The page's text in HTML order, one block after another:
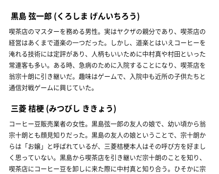
黒島 弦一郎 (くろしま げんいちろう)
喫茶店のマスターを務める男性。実はヤクザの親分であり、喫茶店の
経営はあくまで道楽の一つだった。しかし、道楽とはいえコーヒーを
淹れる技術には定評があり、人柄もいいために中村真や村田といった
常連客も多い。ある時、急病のために入院することになり、喫茶店を
翁宗十朗に引き継いだ。趣味はゲームで、入院中も近所の子供たちと
通信対戦ゲームに興じていた。
三菱 桔梗 (みつびし ききょう)
コーヒー豆販売業者の女性。黒島弦一郎の友人の娘で、幼い頃から翁
宗十朗とも顔見知りだった。黒島の友人の娘ということで、宗十朗か
らは「お嬢」と呼ばれているが、三菱桔梗本人はその呼び方を好まし
く思っていない。黒島から喫茶店を引き継いだ宗十朗のことを知り、
喫茶店にコーヒー豆を卸しに来た際に中村真と知り合う。ひそかに宗